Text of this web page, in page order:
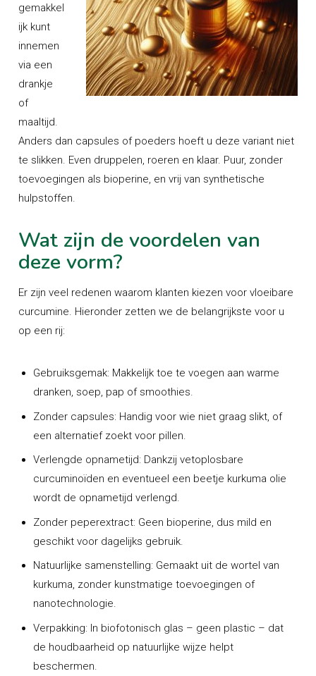
gemakkel
ijk kunt
innemen
via een
drankje
of
maaltijd.
Anders dan capsules of poeders hoeft u deze variant niet
te slikken. Even druppelen, roeren en klaar. Puur, zonder
toevoegingen als bioperine, en vrij van synthetische
hulpstoffen.
Wat zijn de voordelen van
deze vorm?
Er zijn veel redenen waarom klanten kiezen voor vloeibare
curcumine. Hieronder zetten we de belangrijkste voor u
op een rij:
Gebruiksgemak: Makkelijk toe te voegen aan warme
dranken, soep, pap of smoothies.
Zonder capsules: Handig voor wie niet graag slikt, of
een alternatief zoekt voor pillen.
Verlengde opnametijd: Dankzij vetoplosbare
curcuminoïden en eventueel een beetje kurkuma olie
wordt de opnametijd verlengd.
Zonder peperextract: Geen bioperine, dus mild en
geschikt voor dagelijks gebruik.
Natuurlijke samenstelling: Gemaakt uit de wortel van
kurkuma, zonder kunstmatige toevoegingen of
nanotechnologie.
Verpakking: In biofotonisch glas – geen plastic – dat
de houdbaarheid op natuurlijke wijze helpt
beschermen.